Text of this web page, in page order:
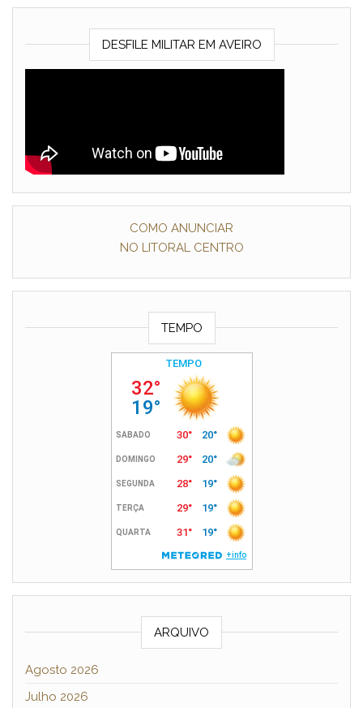
DESFILE MILITAR EM AVEIRO
COMO ANUNCIAR
NO LITORAL CENTRO
TEMPO
ARQUIVO
Agosto 2026
Julho 2026